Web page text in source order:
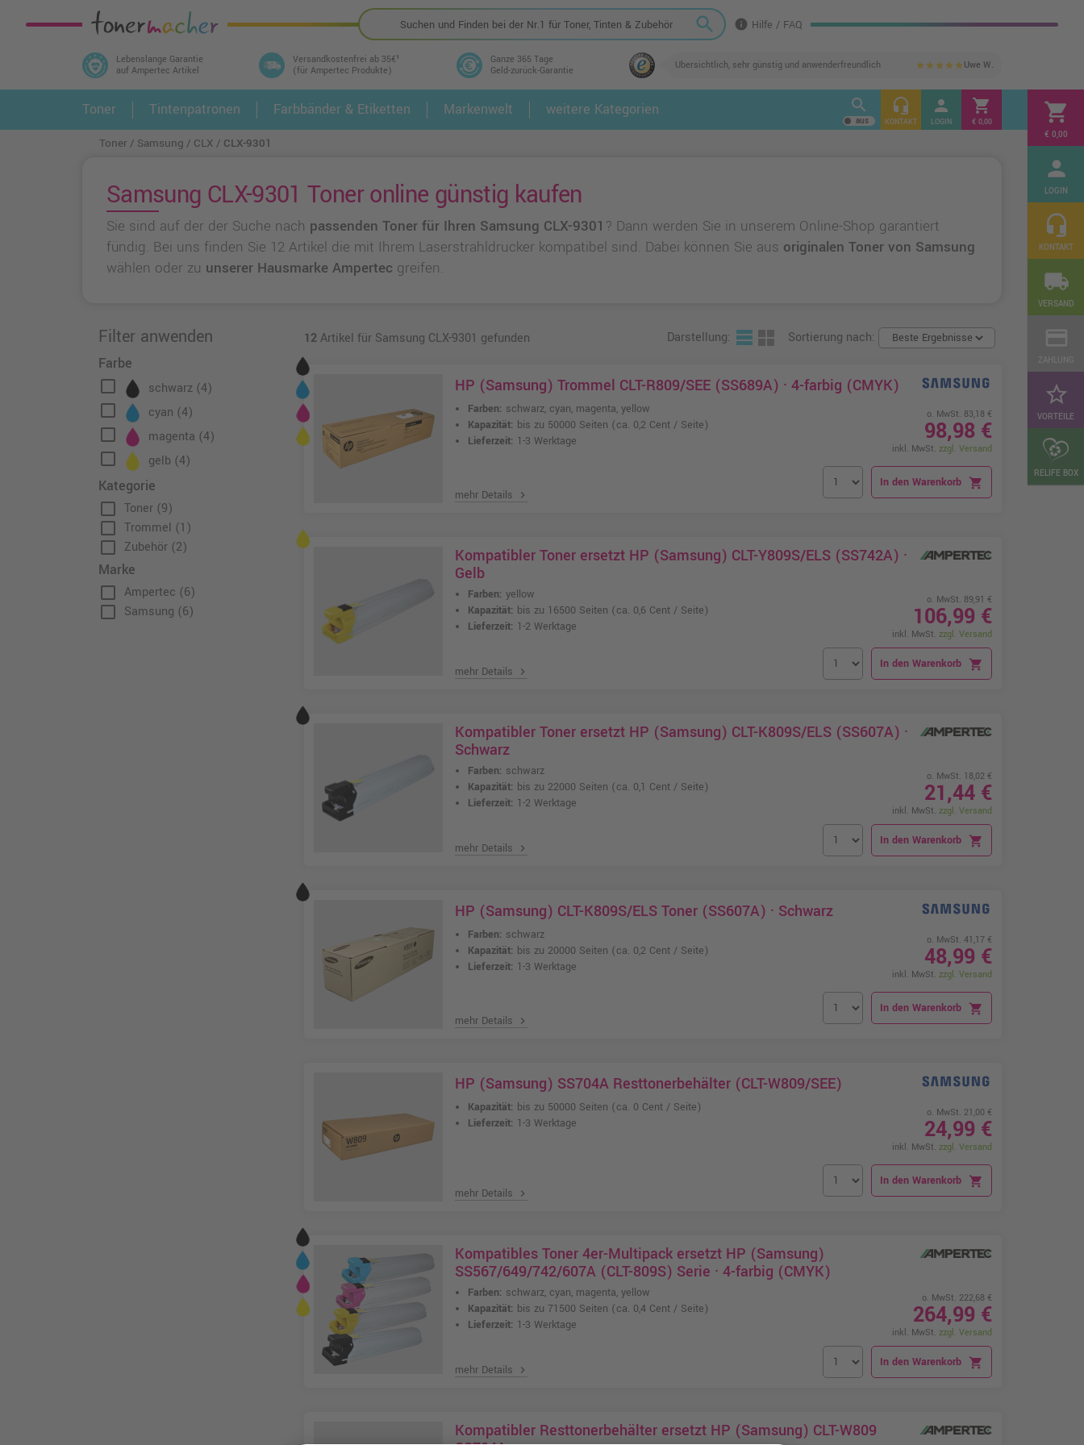
search info Hilfe / FAQ
Lebenslange Garantie
auf Ampertec Artikel
Versandkostenfrei ab 35€¹
(für Ampertec Produkte)
Ganze 365 Tage
Geld-zurück-Garantie
Übersichtlich, sehr günstig und anwenderfreundlich star star star star star Uwe W.
shopping_cart
€ 0,00
person
LOGIN
headset_mic
KONTAKT
local_shipping
VERSAND
star_border
VORTEILE
RELIFE BOX
In 3 einfachen Schritten ihr Druckermodell
und alle dazu passenden Artikel finden ➤ 1. 2.
Toner Tintenpatronen Farbbänder & Etiketten Markenwelt weitere Kategorien search headset_mic
KONTAKT
person
LOGIN
shopping_cart
€ 0,00
Toner Samsung CLX CLX-9301
Samsung CLX-9301 Toner online günstig kaufen
Sie sind auf der der Suche nach passenden Toner für Ihren Samsung CLX-9301 ? Dann werden Sie in unserem Online-Shop garantiert
fündig. Bei uns finden Sie 12 Artikel die mit Ihrem Laserstrahldrucker kompatibel sind. Dabei können Sie aus originalen Toner von Samsung
wählen oder zu unserer Hausmarke Ampertec greifen.
Filter anwenden
Farbe
check_box_outline_blank schwarz (4)
check_box_outline_blank cyan (4)
check_box_outline_blank magenta (4)
check_box_outline_blank gelb (4)
Kategorie
check_box_outline_blank Toner (9)
check_box_outline_blank Trommel (1)
check_box_outline_blank Zubehör (2)
Marke
check_box_outline_blank Ampertec (6)
check_box_outline_blank Samsung (6)
12Artikel für Samsung CLX-9301 gefunden Darstellung: Sortierung nach:
HP (Samsung) Trommel CLT-R809/SEE (SS689A) · 4-farbig (CMYK)
Farben: schwarz, cyan, magenta, yellow
Kapazität: bis zu 50000 Seiten (ca. 0,2 Cent / Seite)
Lieferzeit: 1-3 Werktage
mehr Details chevron_right
o. MwSt. 83,18 €
98,98 €
inkl. MwSt. zzgl. Versand
In den Warenkorb shopping_cart
Kompatibler Toner ersetzt HP (Samsung) CLT-Y809S/ELS (SS742A) ·
Gelb
Farben: yellow
Kapazität: bis zu 16500 Seiten (ca. 0,6 Cent / Seite)
Lieferzeit: 1-2 Werktage
mehr Details chevron_right
o. MwSt. 89,91 €
106,99 €
inkl. MwSt. zzgl. Versand
In den Warenkorb shopping_cart
Kompatibler Toner ersetzt HP (Samsung) CLT-K809S/ELS (SS607A) ·
Schwarz
Farben: schwarz
Kapazität: bis zu 22000 Seiten (ca. 0,1 Cent / Seite)
Lieferzeit: 1-2 Werktage
mehr Details chevron_right
o. MwSt. 18,02 €
21,44 €
inkl. MwSt. zzgl. Versand
In den Warenkorb shopping_cart
HP (Samsung) CLT-K809S/ELS Toner (SS607A) · Schwarz
Farben: schwarz
Kapazität: bis zu 20000 Seiten (ca. 0,2 Cent / Seite)
Lieferzeit: 1-3 Werktage
mehr Details chevron_right
o. MwSt. 41,17 €
48,99 €
inkl. MwSt. zzgl. Versand
In den Warenkorb shopping_cart
HP (Samsung) SS704A Resttonerbehälter (CLT-W809/SEE)
Kapazität: bis zu 50000 Seiten (ca. 0 Cent / Seite)
Lieferzeit: 1-3 Werktage
mehr Details chevron_right
o. MwSt. 21,00 €
24,99 €
inkl. MwSt. zzgl. Versand
In den Warenkorb shopping_cart
Kompatibles Toner 4er-Multipack ersetzt HP (Samsung)
SS567/649/742/607A (CLT-809S) Serie · 4-farbig (CMYK)
Farben: schwarz, cyan, magenta, yellow
Kapazität: bis zu 71500 Seiten (ca. 0,4 Cent / Seite)
Lieferzeit: 1-3 Werktage
mehr Details chevron_right
o. MwSt. 222,68 €
264,99 €
inkl. MwSt. zzgl. Versand
In den Warenkorb shopping_cart
Kompatibler Resttonerbehälter ersetzt HP (Samsung) CLT-W809